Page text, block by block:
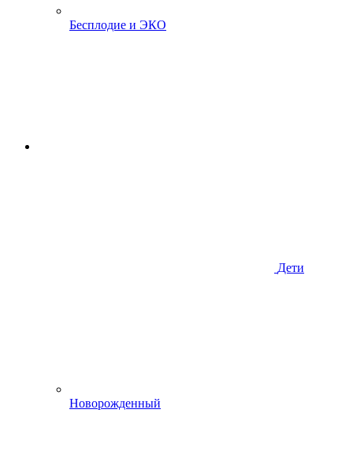
Бесплодие и ЭКО
Дети
Новорожденный